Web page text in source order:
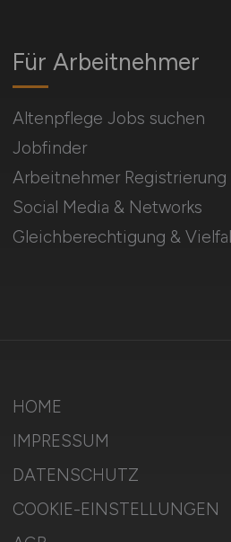
Für Arbeitnehmer
Altenpflege Jobs suchen
Jobfinder
Arbeitnehmer Registrierung
Social Media & Networks
Gleichberechtigung &
HOME
IMPRESSUM
DATENSCHUTZ
COOKIE-EINSTELLUNGEN